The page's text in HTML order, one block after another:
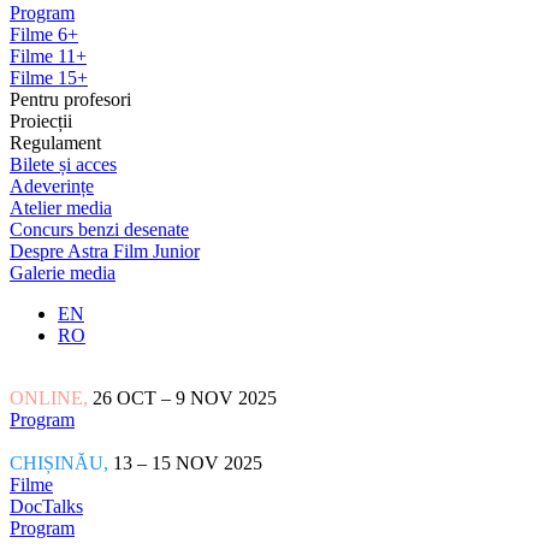
Program
Filme 6+
Filme 11+
Filme 15+
Pentru profesori
Proiecții
Regulament
Bilete și acces
Adeverințe
Atelier media
Concurs benzi desenate
Despre Astra Film Junior
Galerie media
EN
RO
ONLINE, 26 OCT – 9 NOV 2025
Program
CHIȘINĂU, 13 – 15 NOV 2025
Filme
DocTalks
Program